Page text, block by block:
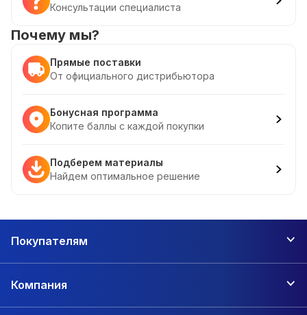
Консультации специалиста
Почему мы?
Прямые поставки
От официального дистрибьютора
Бонусная программа
Копите баллы с каждой покупки
Подберем материалы
Найдем оптимальное решение
Покупателям
Компания